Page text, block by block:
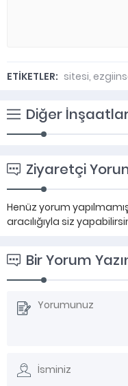
ETİKETLER: sitesi,
Diğer
Ziyaretçi
Henüz yorum
aracılığıyla siz
Bir Yorum